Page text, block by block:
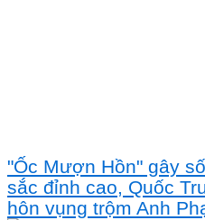
"Ốc Mượn Hồn" gây
sắc đỉnh cao, Quốc
hôn vụng trộm Anh